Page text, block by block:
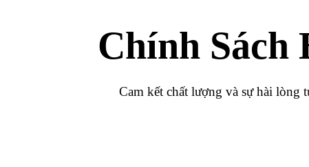
Chính Sách
Cam kết chất lượng và sự hài lòng